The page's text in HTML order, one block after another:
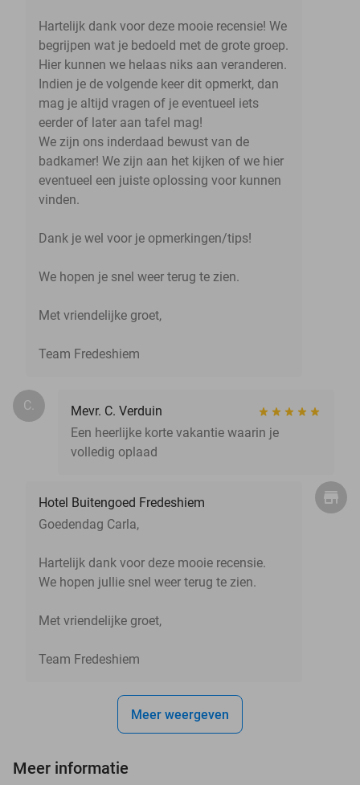
Hartelijk dank voor deze mooie recensie! We
begrijpen wat je bedoeld met de grote groep.
Hier kunnen we helaas niks aan veranderen.
Indien je de volgende keer dit opmerkt, dan
mag je altijd vragen of je eventueel iets
eerder of later aan tafel mag!
We zijn ons inderdaad bewust van de
badkamer! We zijn aan het kijken of we hier
eventueel een juiste oplossing voor kunnen
vinden.
Dank je wel voor je opmerkingen/tips!
We hopen je snel weer terug te zien.
Met vriendelijke groet,
Team Fredeshiem
C.
Mevr. C. Verduin
Een heerlijke korte vakantie waarin je
volledig oplaad
Hotel Buitengoed Fredeshiem
Goedendag Carla,
Hartelijk dank voor deze mooie recensie.
We hopen jullie snel weer terug te zien.
Met vriendelijke groet,
Team Fredeshiem
Meer weergeven
Meer informatie